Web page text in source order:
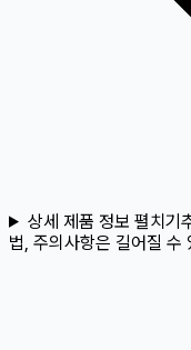
상세 제품 정보 펼치기
법, 주의사항은 길어질 수